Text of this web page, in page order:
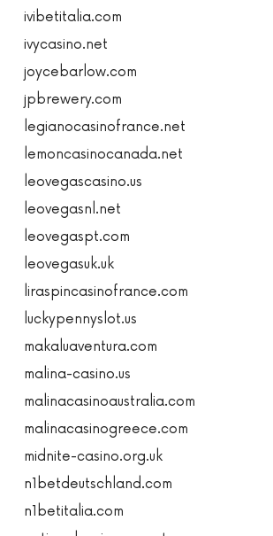
ivibetitalia.com
ivycasino.net
joycebarlow.com
jpbrewery.com
legianocasinofrance.net
lemoncasinocanada.net
leovegascasino.us
leovegasnl.net
leovegaspt.com
leovegasuk.uk
liraspincasinofrance.com
luckypennyslot.us
makaluaventura.com
malina-casino.us
malinacasinoaustralia.com
malinacasinogreece.com
midnite-casino.org.uk
n1betdeutschland.com
n1betitalia.com